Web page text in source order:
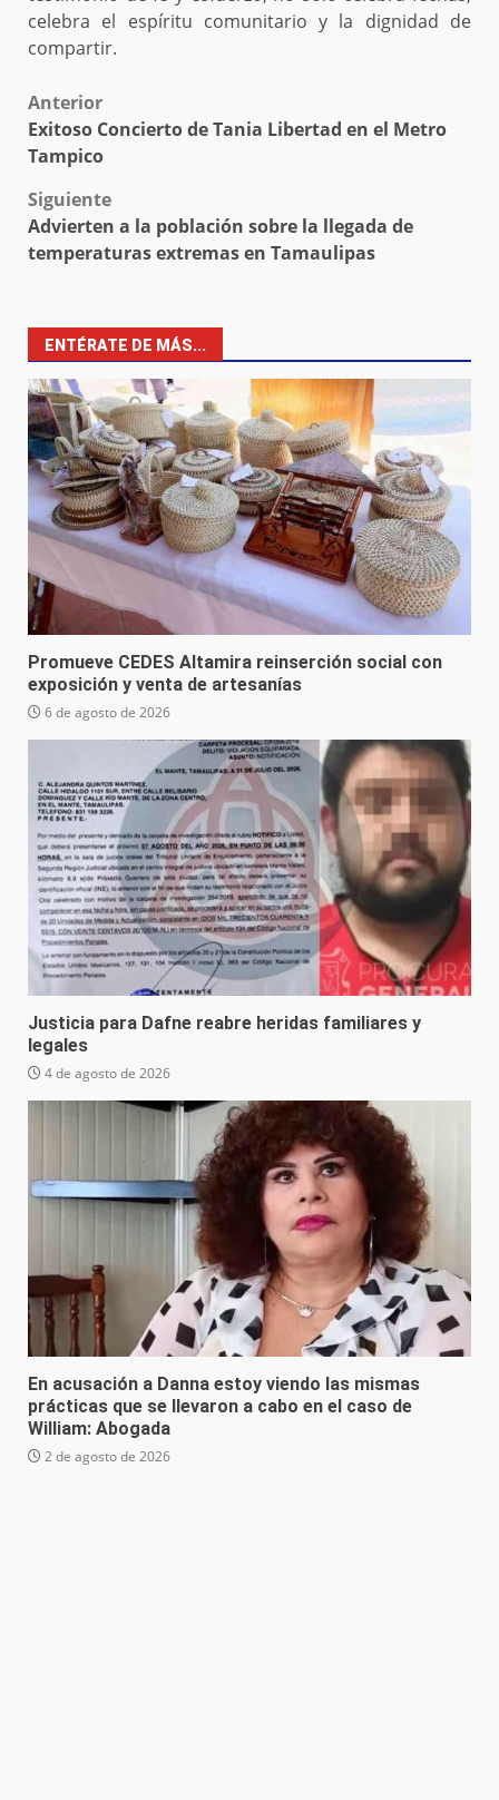
celebra el espíritu comunitario y la dignidad de
compartir.
Post
navigation
Anterior
Exitoso Concierto de Tania Libertad en el Metro
Tampico
Siguiente
Advierten a la población sobre la llegada de
temperaturas extremas en Tamaulipas
ENTÉRATE DE MÁS...
Promueve CEDES Altamira reinserción social con
exposición y venta de artesanías
6 de agosto de 2026
Justicia para Dafne reabre heridas familiares y
legales
4 de agosto de 2026
En acusación a Danna estoy viendo las mismas
prácticas que se llevaron a cabo en el caso de
William: Abogada
2 de agosto de 2026